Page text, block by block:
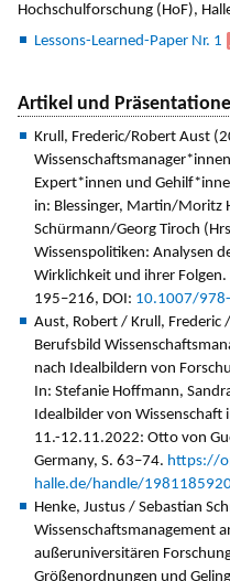
Hochschulforschung (HoF),
Lessons-Learned-Paper Nr. 1
Artikel und
Krull, Frederic/Robert Aust
Expert*innen und
in: Blessinger, Martin/Moritz
Schürmann/Georg Tiroch
Wissenspolitiken: Analysen
Wirklichkeit und ihrer Folgen.
195–216, DOI: 10.1007/
Aust, Robert / Krull, Frederic
Berufsbild
nach Idealbildern von
In: Stefanie Hoffmann,
Idealbilder von Wissenschaft
11.-12.11.2022: Otto von
Germany, S. 63–74. https://
halle.de/handle/
Henke, Justus / Sebastian
Wissenschaftsmanagement
außeruniversitären
Größenordnungen und